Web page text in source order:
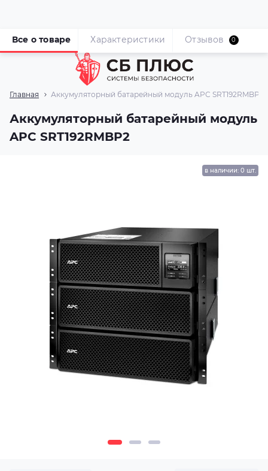
Главная Аккумуляторный батарейный модуль APC SRT192RMBP2
Аккумуляторный батарейный модуль
APC SRT192RMBP2
Все о товаре Характеристики Отзывов 0
в наличии: 0 шт.